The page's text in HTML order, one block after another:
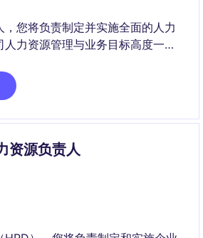
您将负责制定并实施全面的人力
人力资源管理与业务目标高度一
展。
资源负责人